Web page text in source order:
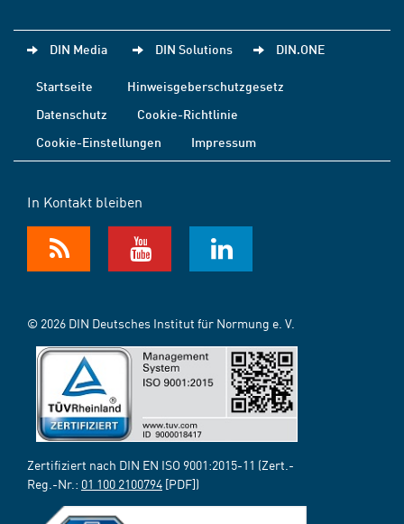
DIN Media DIN Solutions DIN.ONE
Startseite
Hinweisgeberschutzgesetz
Datenschutz
Cookie-Richtlinie
Cookie-Einstellungen
Impressum
In Kontakt bleiben
© 2026 DIN Deutsches Institut für Normung e. V.
Zertifiziert nach DIN EN ISO 9001:2015-11 (Zert.-
Reg.-Nr.: 01 100 2100794 [PDF])